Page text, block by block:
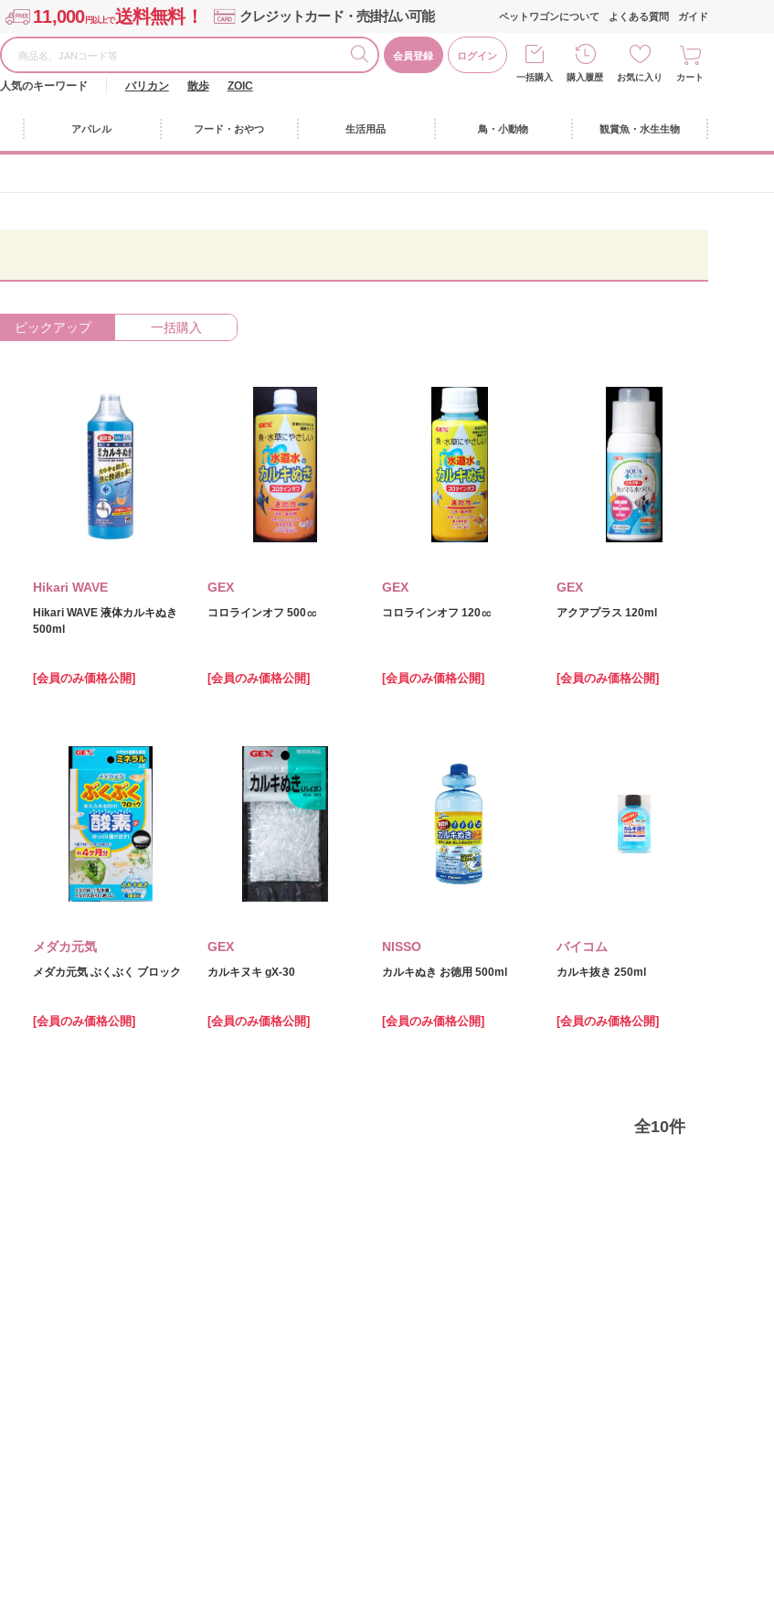
11,000円以上で送料無料！ クレジットカード・売掛払い可能
会員登録 ログイン
人気のキーワード バリカン 散歩 ZOIC
ペットワゴンについて よくある質問 ガイド
一括購入 購入履歴 お気に入り カート
アパレル フード・おやつ 生活用品 鳥・小動物 観賞魚・水生生物
ピックアップ 一括購入
Hikari WAVE
Hikari WAVE 液体カルキぬき
500ml
[会員のみ価格公開]
GEX
コロラインオフ 500㏄
[会員のみ価格公開]
GEX
コロラインオフ 120㏄
[会員のみ価格公開]
GEX
アクアプラス 120ml
[会員のみ価格公開]
メダカ元気
メダカ元気 ぶくぶく ブロック
[会員のみ価格公開]
GEX
カルキヌキ gX‐30
[会員のみ価格公開]
NISSO
カルキぬき お徳用 500ml
[会員のみ価格公開]
バイコム
カルキ抜き 250ml
[会員のみ価格公開]
全10件